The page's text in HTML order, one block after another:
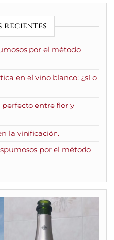
RECIENTES
por el método
en el vino blanco: ¿sí o
entre flor y
la vinificación.
por el método